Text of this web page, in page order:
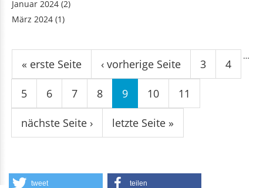
März 2024
« erste Seite ‹ vorherige Seite 3 4
5 6 7 8 9 10 11
nächste Seite › letzte Seite »